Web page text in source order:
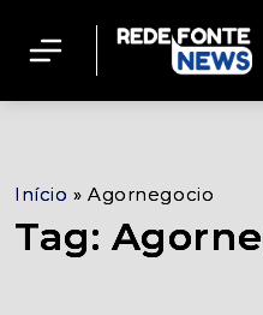
Início »Agornegocio
Tag: